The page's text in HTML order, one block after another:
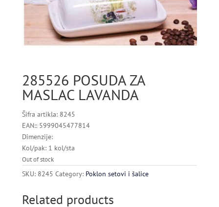
285526 POSUDA ZA
MASLAC LAVANDA
Šifra artikla: 8245
EAN:: 5999045477814
Dimenzije:
Kol/pak: 1 kol/sta
Out of stock
SKU: 8245 Category: Poklon setovi i šalice
Related products